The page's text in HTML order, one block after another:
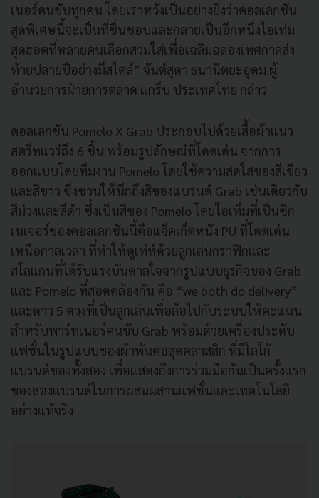
เนอร์คนขับทุกคน โดยเราหวังเป็นอย่างยิ่งว่าคอลเลกชัน
สุดพิเศษนี้จะเป็นที่ชื่นชอบและกลายเป็นอีกหนึ่งไอเท่ม
สุดฮอตที่หลายคนเลือกสวมใส่เพื่อเฉลิมฉลองเทศกาลส่ง
ท้ายปลายปีอย่างมีสไตล์” จันต์สุดา ธนานิตยะอุดม ผู้
อำนวยการฝ่ายการตลาด แกร็บ ประเทศไทย กล่าว
คอลเลกชัน Pomelo X Grab ประกอบไปด้วยเสื้อผ้าแนว
สตรีทแวร์ถึง 6 ชิ้น พร้อมรูปลักษณ์ที่โดดเด่น จากการ
ออกแบบโดยทีมงาน Pomelo โดยใช้ความสดใสของสีเขียว
และสีขาว ซึ่งชวนให้นึกถึงสีของแบรนด์ Grab เช่นเดียวกับ
สีม่วงและสีดำ ซึ่งเป็นสีของ Pomelo โดยไอเท็มที่เป็นซิก
เนเจอร์ของคอลเลกชันนี้คือแจ็คเก็ตหนัง PU ที่โดดเด่น
เหนือกาลเวลา ที่ทำให้ดูเท่ห์ด้วยลูกเล่นกราฟิกและ
สโลแกนที่ได้รับแรงบันดาลใจจากรูปแบบธุรกิจของ Grab
และ Pomelo ที่สอดคล้องกัน คือ “we both do delivery”
และดาว 5 ดวงที่เป็นลูกเล่นเพื่อล้อไปกับระบบให้คะแนน
สำหรับพาร์ทเนอร์คนขับ Grab พร้อมด้วยเครื่องประดับ
แฟชั่นในรูปแบบของผ้าพันคอสุดคลาสสิก ที่มีโลโก้
แบรนด์ของทั้งสอง เพื่อแสดงถึงการร่วมมือกันเป็นครั้งแรก
ของสองแบรนด์ในการผสมผสานแฟชั่นและเทคโนโลยี
อย่างแท้จริง